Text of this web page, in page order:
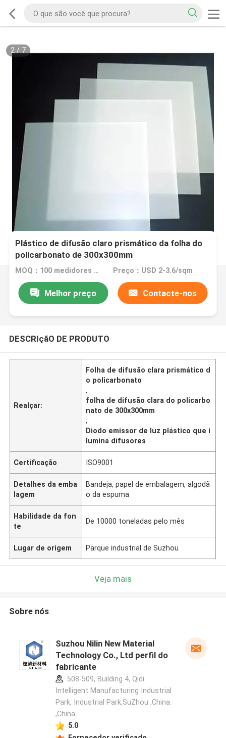
2/ 7
Plástico de difusão claro prismático da folha do
policarbonato de 300x300mm
MOQ：100 medidores quadrados Preço：USD 2-3.6/sqm
Melhor preço Contacte-nos
DESCRIçãO DE PRODUTO
Realçar:
Folha de difusão clara prismático d
o policarbonato
,
folha de difusão clara do policarbo
nato de 300x300mm
,
Diodo emissor de luz plástico que i
lumina difusores
Certificação ISO9001
Detalhes da emba
lagem
Bandeja, papel de embalagem, algodã
o da espuma
Habilidade da fon
te
De 10000 toneladas pelo mês
Lugar de origem Parque industrial de Suzhou
Veja mais
Sobre nós
Suzhou Nilin New Material
Technology Co., Ltd perfil do
fabricante
508-509, Building 4, Qidi
Intelligent Manufacturing Industrial
Park, Industrial Park,SuZhou ,China.
,China
5.0